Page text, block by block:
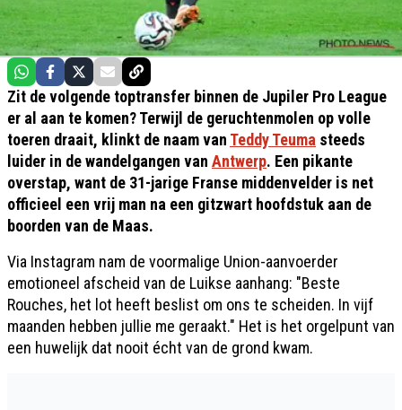
Zit de volgende toptransfer binnen de Jupiler Pro League
er al aan te komen? Terwijl de geruchtenmolen op volle
toeren draait, klinkt de naam van Teddy Teuma steeds
luider in de wandelgangen van Antwerp. Een pikante
overstap, want de 31-jarige Franse middenvelder is net
officieel een vrij man na een gitzwart hoofdstuk aan de
boorden van de Maas.
Via Instagram nam de voormalige Union-aanvoerder
emotioneel afscheid van de Luikse aanhang: "Beste
Rouches, het lot heeft beslist om ons te scheiden. In vijf
maanden hebben jullie me geraakt." Het is het orgelpunt van
een huwelijk dat nooit écht van de grond kwam.